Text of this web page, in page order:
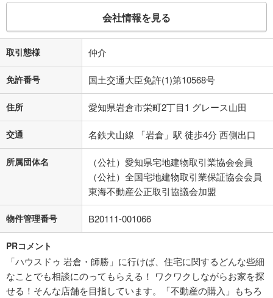
会社情報を見る
取引態様 仲介
免許番号 国土交通大臣免許(1)第10568号
住所 愛知県岩倉市栄町2丁目1 グレース山田
交通 名鉄犬山線 「岩倉」駅 徒歩4分 西側出口
所属団体名
（公社）愛知県宅地建物取引業協会会員
（公社）全国宅地建物取引業保証協会会員
東海不動産公正取引協議会加盟
物件管理番号 B20111-001066
PRコメント
「ハウスドゥ 岩倉・師勝」に行けば、住宅に関するどんな些細
なことでも相談にのってもらえる！ ワクワクしながらお家を探
せる！そんな店舗を目指しています。「不動産の購入」もちろ